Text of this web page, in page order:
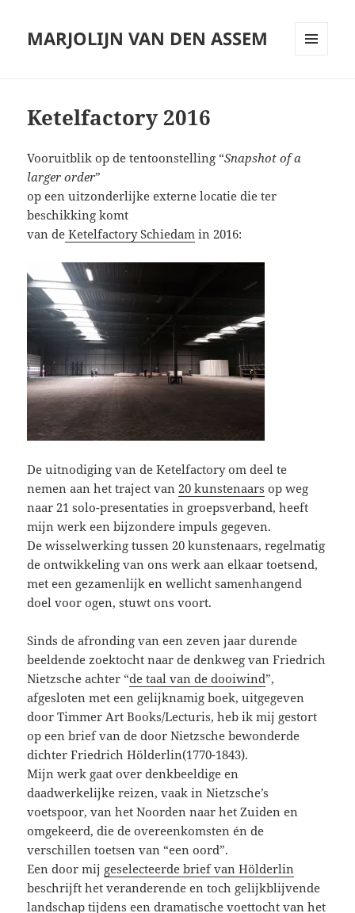
MARJOLIJN VAN DEN ASSEM
Ketelfactory 2016
Vooruitblik op de tentoonstelling “Snapshot of a
larger order”
op een uitzonderlijke externe locatie die ter
beschikking komt
van de Ketelfactory Schiedam in 2016:
De uitnodiging van de Ketelfactory om deel te
nemen aan het traject van20 kunstenaars op weg
naar 21 solo-presentaties in groepsverband, heeft
mijn werk een bijzondere impuls gegeven.
De wisselwerking tussen 20 kunstenaars, regelmatig
de ontwikkeling van ons werk aan elkaar toetsend,
met een gezamenlijk en wellicht samenhangend
doel voor ogen, stuwt ons voort.
Sinds de afronding van een zeven jaar durende
beeldende zoektocht naar de denkweg van Friedrich
Nietzsche achter “de taal van de dooiwind”,
afgesloten met een gelijknamig boek, uitgegeven
door Timmer Art Books/Lecturis, heb ik mij gestort
op een brief van de door Nietzsche bewonderde
dichter Friedrich Hölderlin(1770-1843).
Mijn werk gaat over denkbeeldige en
daadwerkelijke reizen, vaak in Nietzsche’s
voetspoor, van het Noorden naar het Zuiden en
omgekeerd, die de overeenkomsten én de
verschillen toetsen van “een oord”.
Een door mij geselecteerde brief van Hölderlin
beschrijft het veranderende en toch gelijkblijvende
landschap tijdens een dramatische voettocht van het